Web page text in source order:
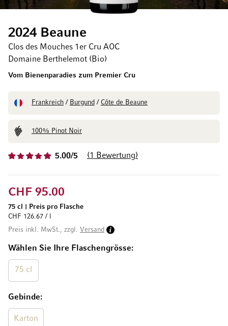
5.00/5 1 Bewertung
2024 Beaune
Clos des Mouches 1er Cru AOC
Domaine Berthelemot (Bio)
Vom Bienenparadies zum Premier Cru
Frankreich / Burgund / Côte de Beaune
100% Pinot Noir
Wählen Sie Ihre Flaschengrösse
75 cl
Gebinde
Karton
CHF 95.00
75 cl
Preis pro Flasche
CHF 126.67 / l
Preis inkl. MwSt., zzgl. Versand